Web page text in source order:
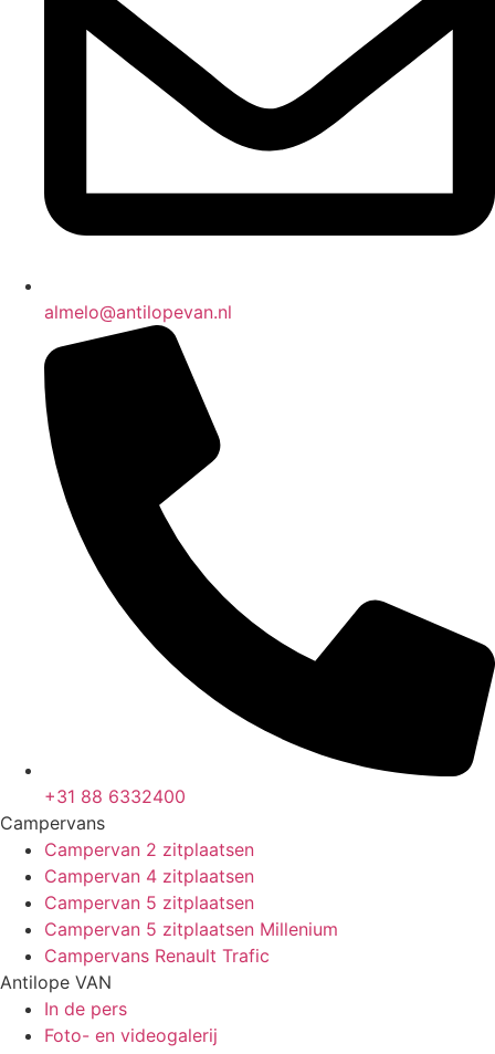
almelo@antilopevan.nl
+31 88 6332400
Campervans
Campervan 2 zitplaatsen
Campervan 4 zitplaatsen
Campervan 5 zitplaatsen
Campervan 5 zitplaatsen Millenium
Campervans Renault Trafic
Antilope VAN
In de pers
Foto- en videogalerij